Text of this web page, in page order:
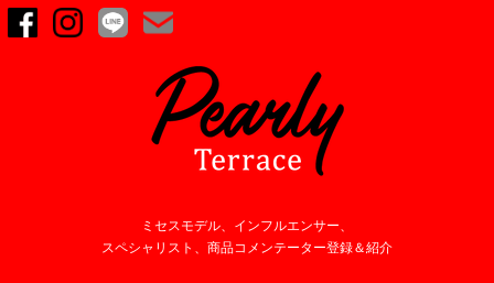
ミセスモデル、インフルエンサー、
スペシャリスト、商品コメンテーター登録＆紹介